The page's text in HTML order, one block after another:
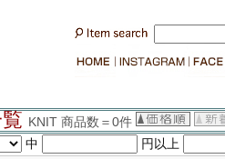
KNIT 商品数＝0件
中
円以上